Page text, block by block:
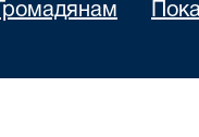
Громадянам